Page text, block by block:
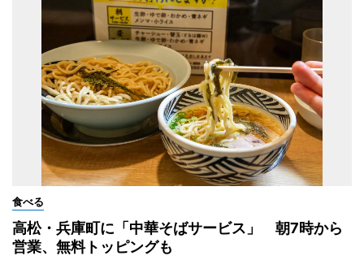
食べる
高松・兵庫町に「中華そばサービス」 朝7時から
営業、無料トッピングも